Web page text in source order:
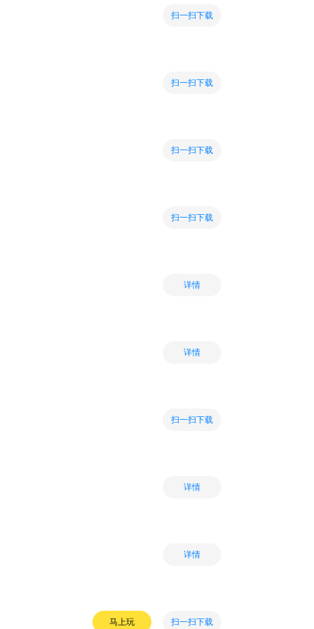
扫一扫下载
扫一扫下载
扫一扫下载
扫一扫下载
详情
详情
扫一扫下载
详情
详情
马上玩 扫一扫下载